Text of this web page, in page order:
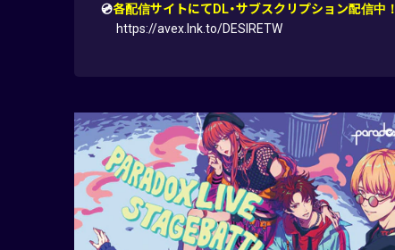
💿各配信サイトにてDL・サブスクリプション配信中！
https://avex.lnk.to/DESIRETW